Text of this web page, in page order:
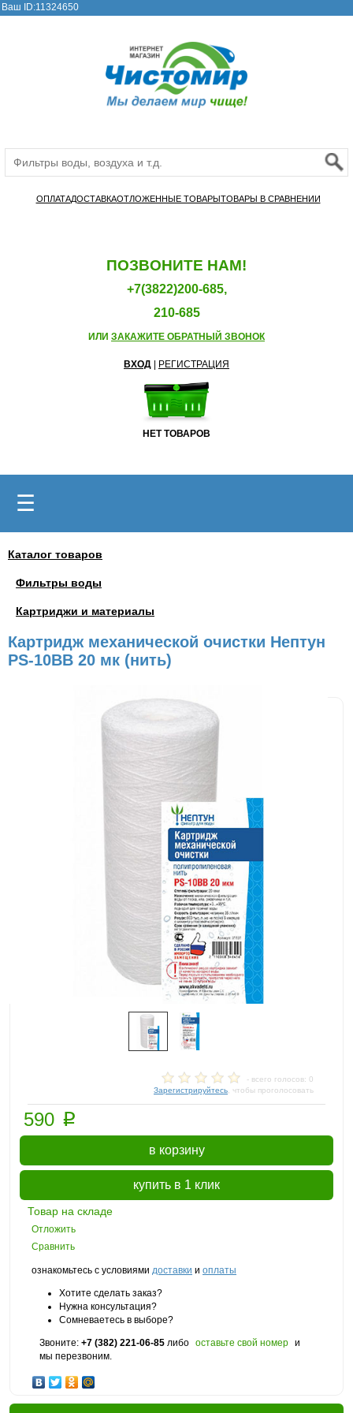
Ваш ID:11324650
ОПЛАТАДОСТАВКАОТЛОЖЕННЫЕ ТОВАРЫТОВАРЫ В СРАВНЕНИИ
ПОЗВОНИТЕ НАМ!
+7(3822)200-685,
210-685
ИЛИ ЗАКАЖИТЕ ОБРАТНЫЙ ЗВОНОК
ВХОД РЕГИСТРАЦИЯ
НЕТ ТОВАРОВ
☰
Каталог товаров
Фильтры воды
Картриджи и материалы
Картридж механической очистки Нептун
PS-10BB 20 мк (нить)
- всего голосов: 0
Зарегистрируйтесь , чтобы проголосовать
590 p
в корзину
купить в 1 клик
Товар на складе
Отложить
Сравнить
ознакомьтесь с условиями доставки и оплаты
Хотите сделать заказ?
Нужна консультация?
Сомневаетесь в выборе?
Звоните: +7 (382) 221-06-85 либо оставьте свой номер и
мы перезвоним.